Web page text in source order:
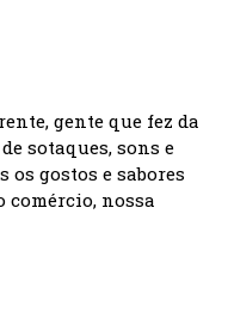
gente que fez da
sotaques, sons e
os gostos e sabores
comércio, nossa